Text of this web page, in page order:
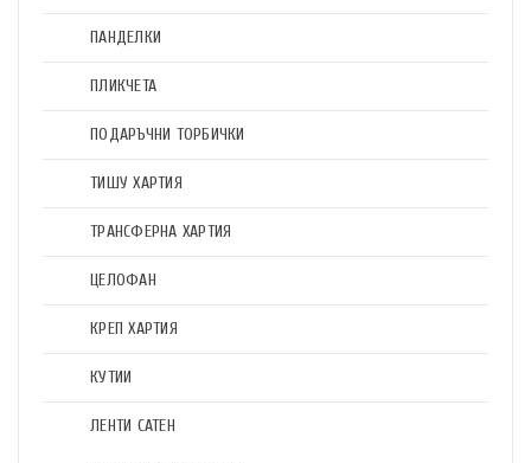
ПАНДЕЛКИ
ПЛИКЧЕТА
ПОДАРЪЧНИ ТОРБИЧКИ
ТИШУ ХАРТИЯ
ТРАНСФЕРНА ХАРТИЯ
ЦЕЛОФАН
КРЕП ХАРТИЯ
КУТИИ
ЛЕНТИ САТЕН